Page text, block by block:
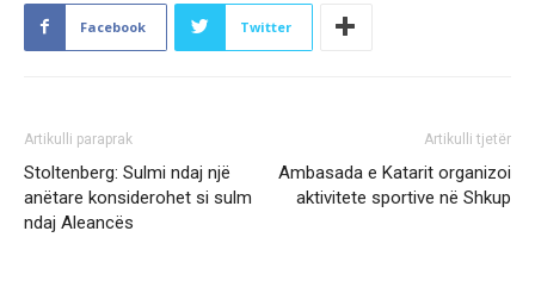
Facebook Twitter
Artikulli paraprak
Stoltenberg: Sulmi ndaj një
anëtare konsiderohet si sulm
ndaj Aleancës
Artikulli tjetër
Ambasada e Katarit organizoi
aktivitete sportive në Shkup